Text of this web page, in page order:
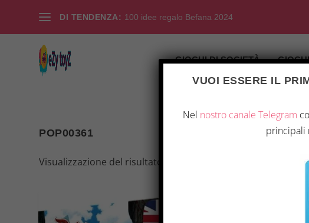
DI TENDENZA: 100 idee regalo Befana 2024
GIOCHI DI SOCIETÀ
POP00361
Visualizzazione del risultato
VUOI ESSERE IL
Nel nostro canale Telegram
principali